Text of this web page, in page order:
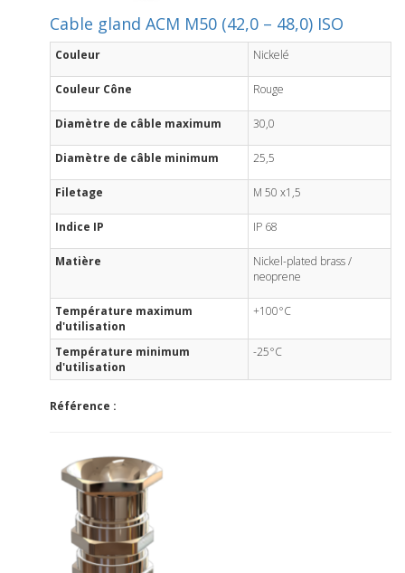
Cable gland ACM M50 (42,0 – 48,0) ISO
Couleur Nickelé
Couleur Cône Rouge
Diamètre de câble maximum 30,0
Diamètre de câble minimum 25,5
Filetage M 50 x1,5
Indice IP IP 68
Matière
Nickel-plated brass /
neoprene
Température maximum
d'utilisation
+100°C
Température minimum
d'utilisation
-25°C
Référence :